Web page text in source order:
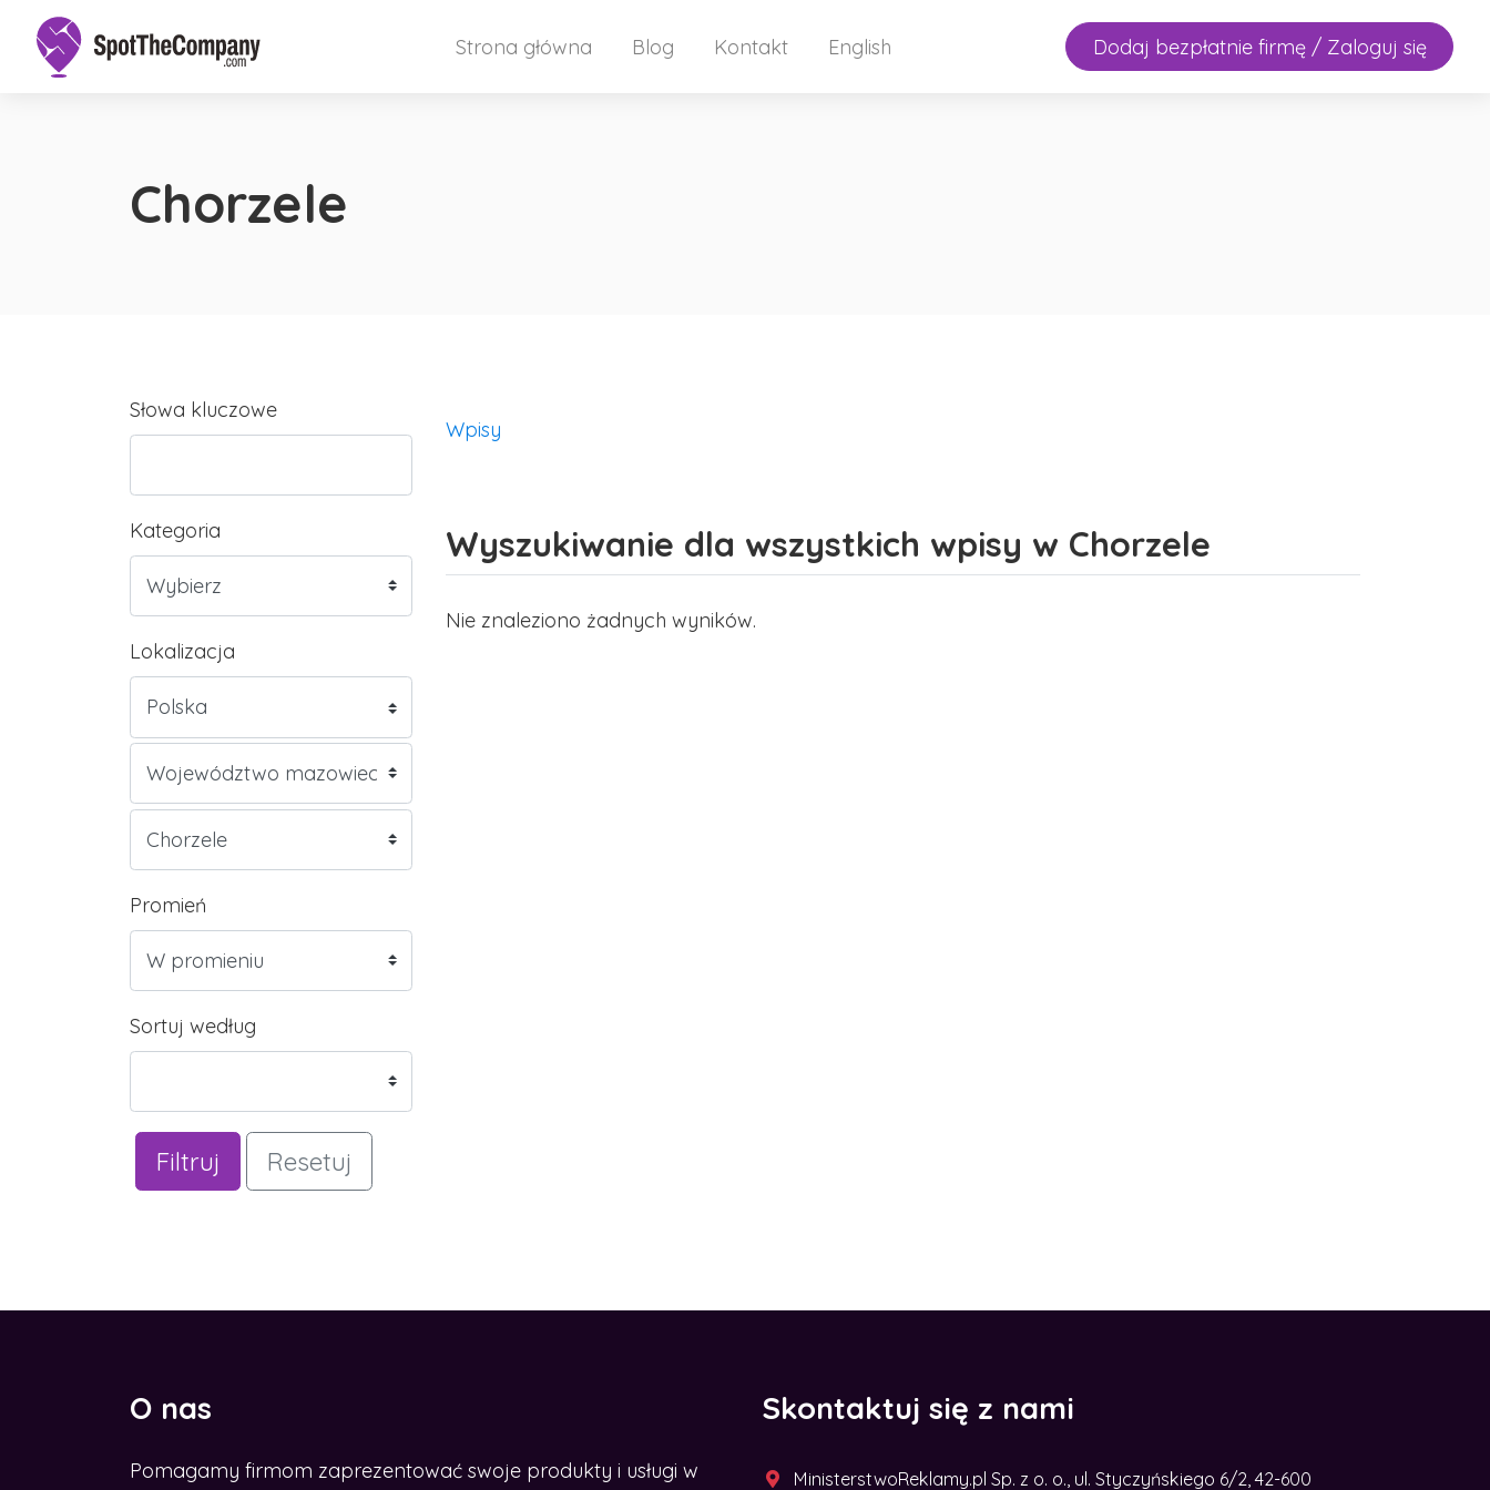
Strona główna Blog Kontakt English Dodaj bezpłatnie firmę / Zaloguj się
Chorzele
Słowa kluczowe
Kategoria
Lokalizacja
Promień
Sortuj według
Filtruj Resetuj
Wpisy
Wyszukiwanie dla wszystkich wpisy w Chorzele
Nie znaleziono żadnych wyników.
O nas
Pomagamy firmom zaprezentować swoje produkty i usługi w
Skontaktuj się z nami
MinisterstwoReklamy.pl Sp. z o. o., ul. Styczyńskiego 6/2, 42-600
CHCESZ ROZWINĄĆ BIZNES W